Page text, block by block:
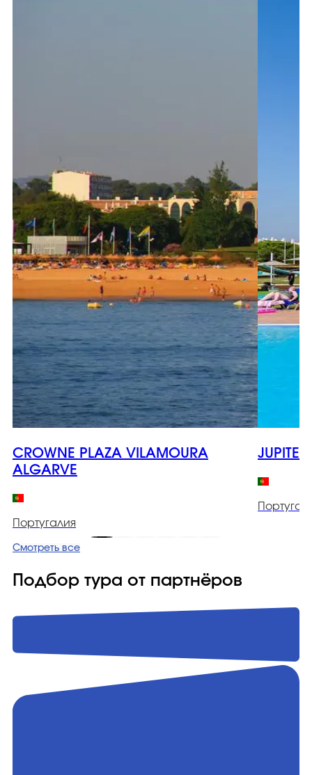
CROWNE PLAZA VILAMOURA
ALGARVE
Португалия
Смотреть все
Подбор тура от партнёров